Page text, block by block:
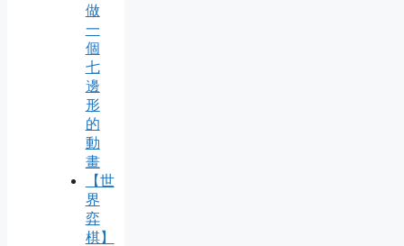
做
一
個
七
邊
形
的
動
畫
【世
界
弈
棋】